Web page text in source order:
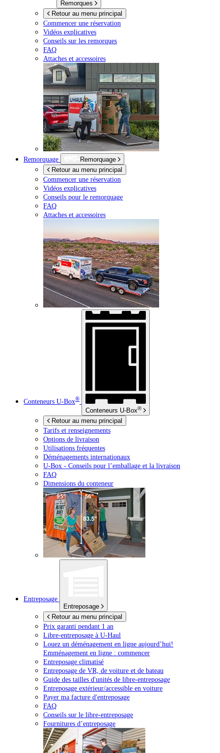
Remorques
Retour au menu principal
Commencer une réservation
Vidéos explicatives
Conseils sur les remorques
FAQ
Attaches et accessoires
Remorquage
Remorquage
Retour au menu principal
Commencer une réservation
Vidéos explicatives
Conseils pour le remorquage
FAQ
Attaches et accessoires
Conteneurs U-Box®
Conteneurs U-Box®
Retour au menu principal
Tarifs et renseignements
Options de livraison
Utilisations fréquentes
Déménagements internationaux
U-Box - Conseils pour l’emballage et la livraison
FAQ
Dimensions du conteneur
Entreposage
Entreposage
Retour au menu principal
Prix garanti pendant 1 an
Libre-entreposage à U-Haul
Louez un déménagement en ligne aujourd’hui!
Emménagement en ligne : commencer
Entreposage climatisé
Entreposage de VR, de voiture et de bateau
Guide des tailles d'unités de libre-entreposage
Entreposage extérieur/accessible en voiture
Payer ma facture d'entreposage
FAQ
Conseils sur le libre-entreposage
Fournitures d’entreposage